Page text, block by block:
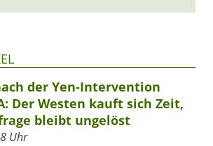
der Yen-Intervention
Der Westen kauft sich Zeit,
bleibt ungelöst
Uhr